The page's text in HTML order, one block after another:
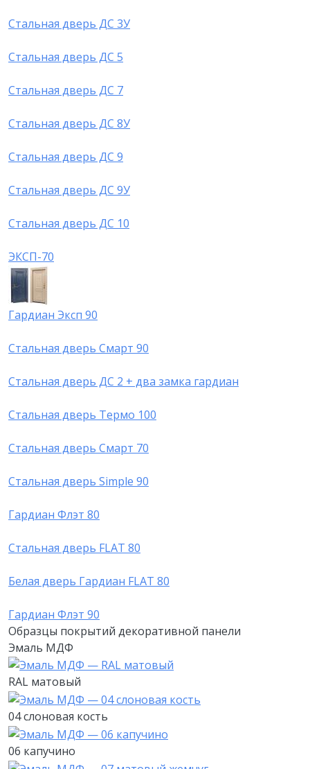
Стальная дверь ДС 3У
Стальная дверь ДС 5
Стальная дверь ДС 7
Стальная дверь ДС 8У
Стальная дверь ДС 9
Стальная дверь ДС 9У
Стальная дверь ДС 10
ЭКСП-70
Гардиан Эксп 90
Стальная дверь Смарт 90
Стальная дверь ДС 2 + два замка гардиан
Стальная дверь Термо 100
Стальная дверь Смарт 70
Стальная дверь Simple 90
Гардиан Флэт 80
Стальная дверь FLAT 80
Белая дверь Гардиан FLAT 80
Гардиан Флэт 90
Образцы покрытий декоративной панели
Эмаль МДФ
RAL матовый
04 слоновая кость
06 капучино